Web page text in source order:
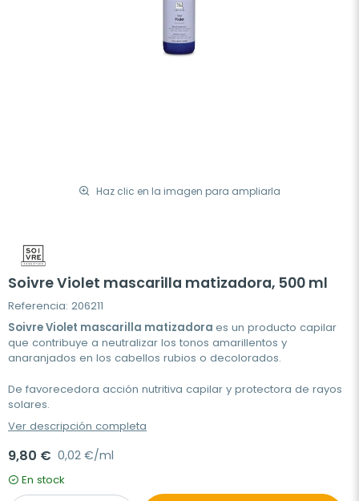
Haz clic en la imagen para ampliarla
Soivre Violet mascarilla matizadora, 500 ml
Referencia: 206211
Soivre Violet mascarilla matizadora es un producto capilar
que contribuye a neutralizar los tonos amarillentos y
anaranjados en los cabellos rubios o decolorados.
De favorecedora acción nutritiva capilar y protectora de rayos
solares.
Ver descripción completa
9,80 € 0,02 €/ml
En stock